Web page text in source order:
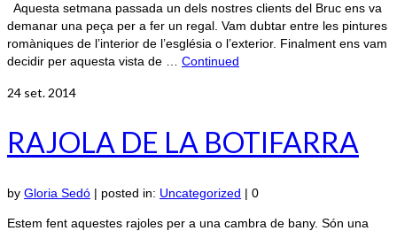
Aquesta setmana passada un dels nostres clients del Bruc ens va
demanar una peça per a fer un regal. Vam dubtar entre les pintures
romàniques de l’interior de l’església o l’exterior. Finalment ens vam
decidir per aquesta vista de … Continued
24 set. 2014
RAJOLA DE LA BOTIFARRA
by Gloria Sedó | posted in: Uncategorized | 0
Estem fent aquestes rajoles per a una cambra de bany. Són una